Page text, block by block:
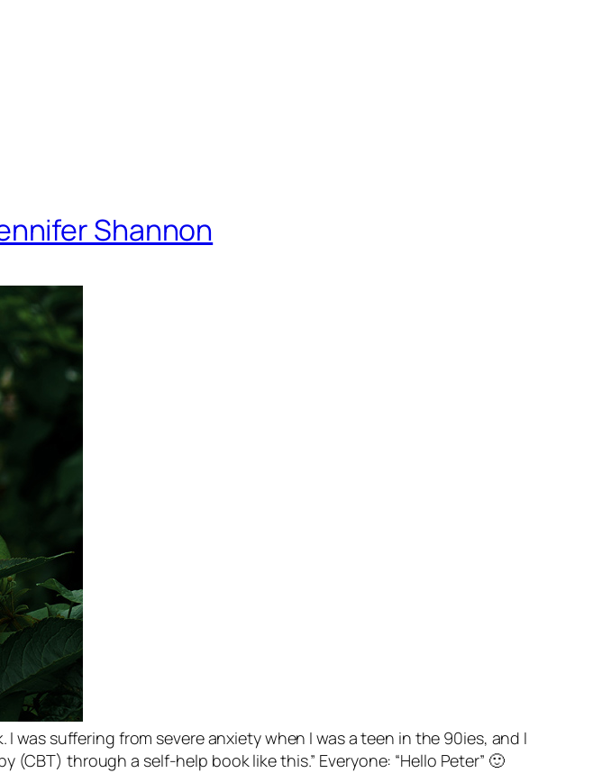
Shannon
I was suffering from severe anxiety when I was a teen in the 90ies, and I
through a self-help book like this.” Everyone: “Hello Peter” 🙂